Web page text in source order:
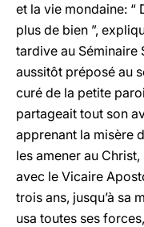
et la vie mondaine: “
plus de bien ”,
tardive au Séminaire
aussitôt préposé au
curé de la petite
partageait tout son
apprenant la misère
les amener au
avec le Vicaire
trois ans, jusqu’à sa
usa toutes ses